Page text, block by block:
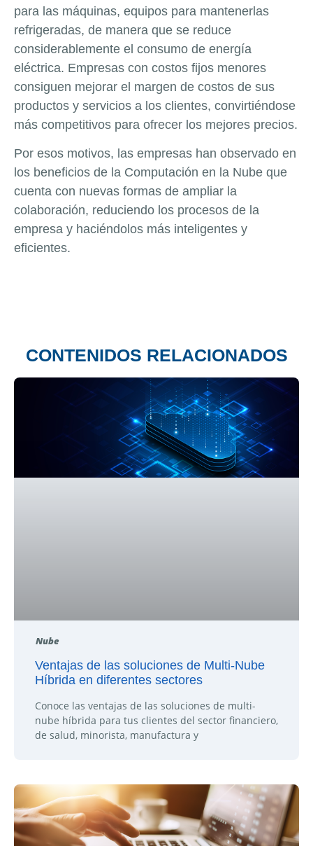
para las máquinas, equipos para mantenerlas
refrigeradas, de manera que se reduce
considerablemente el consumo de energía
eléctrica. Empresas con costos fijos menores
consiguen mejorar el margen de costos de sus
productos y servicios a los clientes, convirtiéndose
más competitivos para ofrecer los mejores precios.
Por esos motivos, las empresas han observado en
los beneficios de la Computación en la Nube que
cuenta con nuevas formas de ampliar la
colaboración, reduciendo los procesos de la
empresa y haciéndolos más inteligentes y
eficientes.
CONTENIDOS RELACIONADOS
Nube
Ventajas de las soluciones de Multi-Nube
Híbrida en diferentes sectores
Conoce las ventajas de las soluciones de multi-
nube híbrida para tus clientes del sector financiero,
de salud, minorista, manufactura y